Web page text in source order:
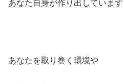
あなた自身が作り出しています
あなたを取り巻く環境や